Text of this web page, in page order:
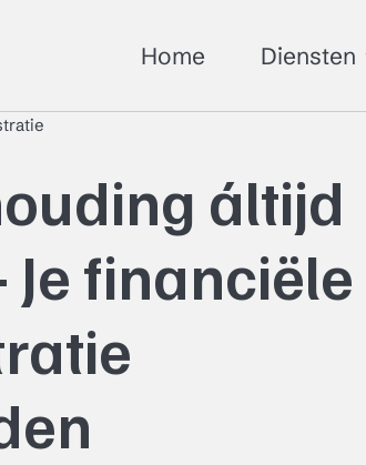
Home Diensten
áltijd
Je financiële